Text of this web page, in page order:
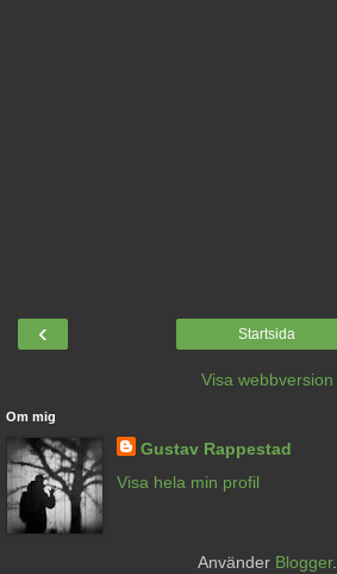
‹ Startsida
Visa webbversion
Om mig
Gustav Rappestad
Visa hela min profil
Använder Blogger.